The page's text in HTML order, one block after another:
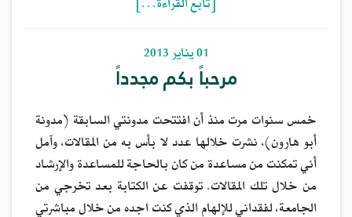
01 يناير 2013
مرحباً بكم مجدداً
خمس سنوات مرت منذ أن افتتحت مدونتي السابقة (مدونة
أبو هارون)، نشرت خلالها عدد لا بأس به من المقالات، وآمل
أني تمكنت من مساعدة من كان بالحاجة للمساعدة والإرشاد
من خلال تلك المقالات. توقفت عن الكتابة بعد تخرجي من
الجامعة، لفقداني للإلهام الذي كنت اجده من خلال مباشرتي